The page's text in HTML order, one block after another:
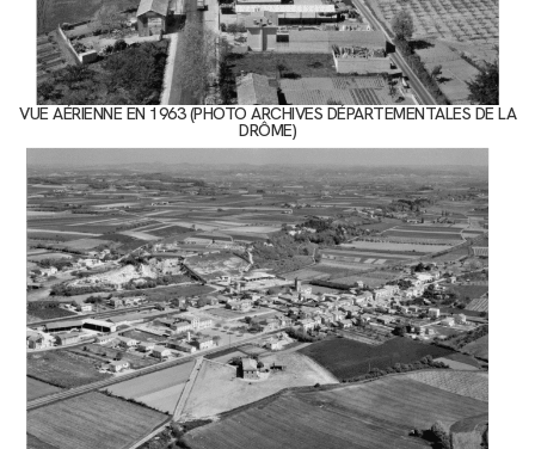
VUE AÉRIENNE EN 1963 (PHOTO ARCHIVES DÉPARTEMENTALES DE LA
DRÔME)